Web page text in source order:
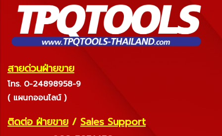
สายด่วนฝ่ายขาย
โทร. 0-24898958-9
( แผนกออนไลน์ )
ติดต่อ ฝ่ายขาย / Sales Support